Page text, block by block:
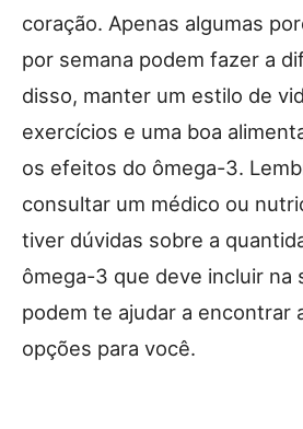
coração. Apenas algumas
por semana podem fazer a
disso, manter um estilo de
exercícios e uma boa
os efeitos do ômega-3.
consultar um médico ou
tiver dúvidas sobre a
ômega-3 que deve incluir na
podem te ajudar a encontrar
opções para você.